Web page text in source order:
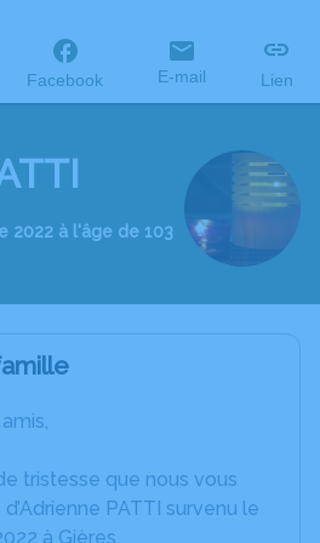
Facebook E-mail Lien
2022 à l'âge de 103
tristesse que nous vous
PATTI survenu le
à Gières.